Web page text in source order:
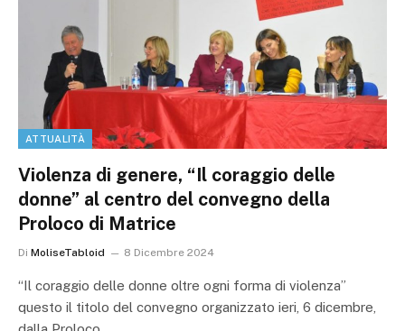
ATTUALITÀ
Violenza di genere, “Il coraggio delle
donne” al centro del convegno della
Proloco di Matrice
Di MoliseTabloid 8 Dicembre 2024
“Il coraggio delle donne oltre ogni forma di violenza”
questo il titolo del convegno organizzato ieri, 6 dicembre,